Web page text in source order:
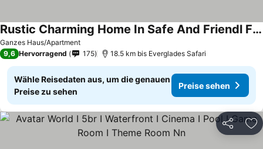
Ganzes Haus/Apartment
Rustic Charming Home In Safe And Friendl Family Oriented Neighborhood ! Welcome
9,6 Hervorragend 175 18.5 km bis Everglades Safari
Wähle Reisedaten aus, um die genauen
Preise zu sehen
Preise sehen
Teilen